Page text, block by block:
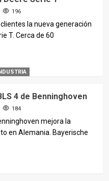
196
la nueva generación
T. Cerca de 60
4 de Benninghoven
184
mejora la
en Alemania. Bayerische